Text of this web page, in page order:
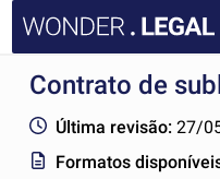
HOME
DOCUMENTOS
Contrato de
Última revisão: 27/
Formatos